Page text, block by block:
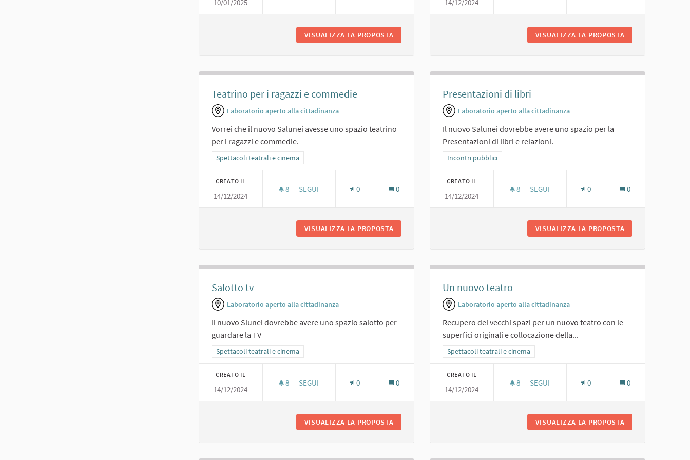
10/01/2025
VISUALIZZA LA PROPOSTA
14/12/2024
VISUALIZZA LA PROPOSTA
Teatrino per i ragazzi e commedie
Laboratorio aperto alla cittadinanza
Vorrei che il nuovo Salunei avesse uno spazio teatrino
per i ragazzi e commedie.
Filtra i risultati per categoria: Spettacoli teatrali e cinema
Spettacoli teatrali e cinema
CREATO IL
14/12/2024
8 8 SOSTENITORI
SEGUI 0 0
VISUALIZZA LA PROPOSTA
Presentazioni di libri
Laboratorio aperto alla cittadinanza
Il nuovo Salunei dovrebbe avere uno spazio per la
Presentazioni di libri e relazioni.
Filtra i risultati per categoria: Incontri pubblici
Incontri pubblici
CREATO IL
14/12/2024
8 8 SOSTENITORI
SEGUI 0 0
VISUALIZZA LA PROPOSTA
Salotto tv
Laboratorio aperto alla cittadinanza
Il nuovo Slunei dovrebbe avere uno spazio salotto per
guardare la TV
Filtra i risultati per categoria: Spettacoli teatrali e cinema
Spettacoli teatrali e cinema
CREATO IL
14/12/2024
8 8 SOSTENITORI
SEGUI 0 0
VISUALIZZA LA PROPOSTA
Un nuovo teatro
Laboratorio aperto alla cittadinanza
Recupero dei vecchi spazi per un nuovo teatro con le
superfici originali e collocazione della...
Filtra i risultati per categoria: Spettacoli teatrali e cinema
Spettacoli teatrali e cinema
CREATO IL
14/12/2024
8 8 SOSTENITORI
SEGUI 0 0
VISUALIZZA LA PROPOSTA